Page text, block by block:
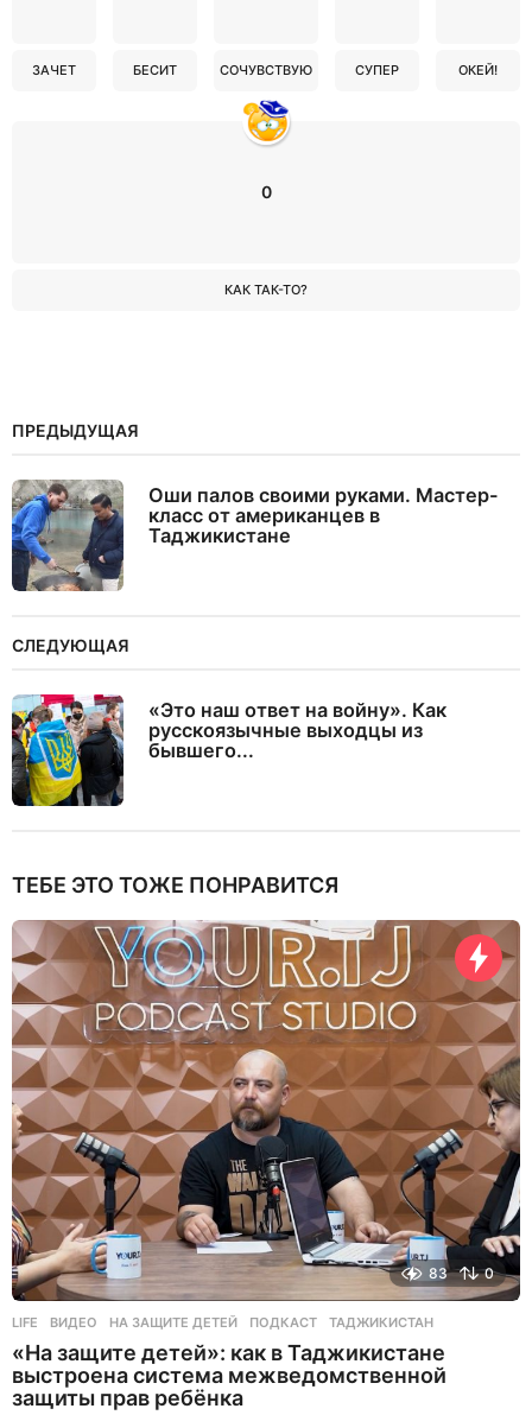
ЗАЧЕТ БЕСИТ СОЧУВСТВУЮ СУПЕР ОКЕЙ!
0
КАК ТАК-ТО?
ПРЕДЫДУЩАЯ
Оши палов своими руками. Мастер-
класс от американцев в
Таджикистане
СЛЕДУЮЩАЯ
«Это наш ответ на войну». Как
русскоязычные выходцы из
бывшего...
ТЕБЕ ЭТО ТОЖЕ ПОНРАВИТСЯ
83 0
LIFE ВИДЕО ,НА ЗАЩИТЕ ДЕТЕЙ ,ПОДКАСТ ,ТАДЖИКИСТАН
«На защите детей»: как в Таджикистане
выстроена система межведомственной
защиты прав ребёнка